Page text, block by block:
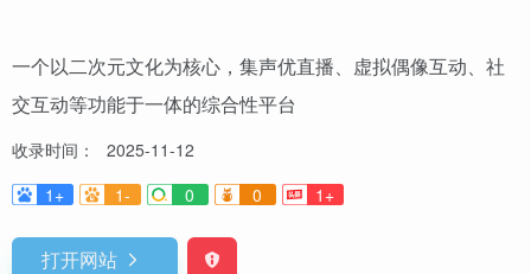
一个以二次元文化为核心，集声优直播、虚拟偶像互动、社
交互动等功能于一体的综合性平台
收录时间：
2025-11-12
1+
1- 0 0 1+
打开网站